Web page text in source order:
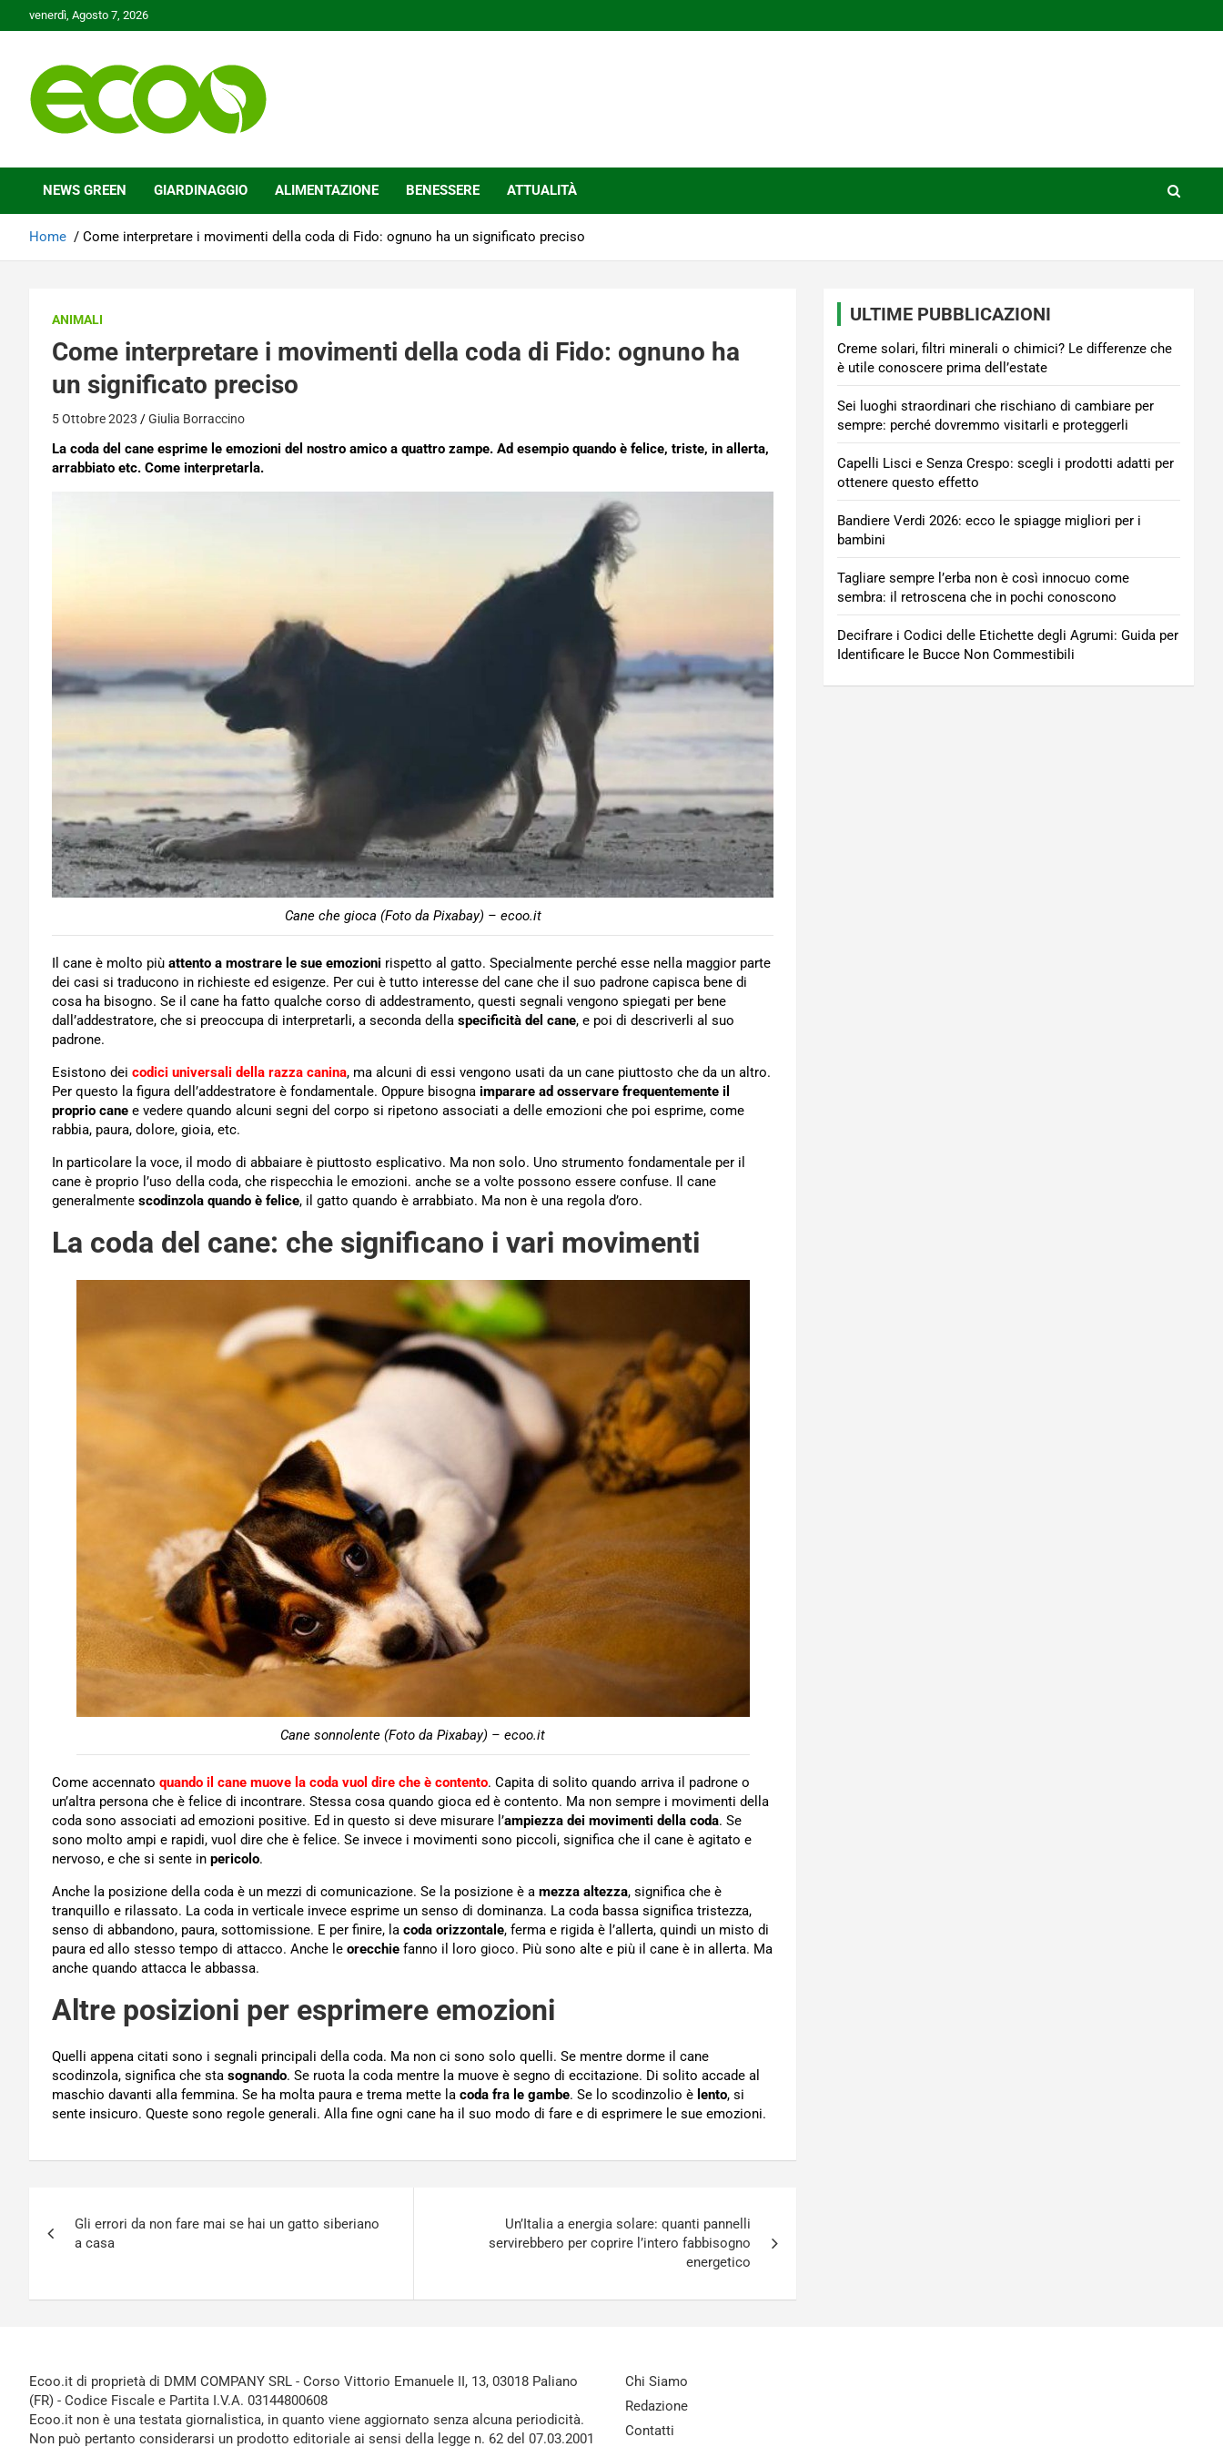
to
venerdì, Agosto 7, 2026
Ecoo.it
NEWS GREEN GIARDINAGGIO ALIMENTAZIONE BENESSERE ATTUALITÀ
Home Come interpretare i movimenti della coda di Fido: ognuno ha un significato preciso
ANIMALI
Come interpretare i movimenti della coda di Fido: ognuno ha
un significato preciso
5 Ottobre 2023 Giulia Borraccino
La coda del cane esprime le emozioni del nostro amico a quattro zampe. Ad esempio quando è felice, triste, in allerta,
arrabbiato etc. Come interpretarla.
Cane che gioca (Foto da Pixabay) – ecoo.it
Il cane è molto più attento a mostrare le sue emozioni rispetto al gatto. Specialmente perché esse nella maggior parte
dei casi si traducono in richieste ed esigenze. Per cui è tutto interesse del cane che il suo padrone capisca bene di
cosa ha bisogno. Se il cane ha fatto qualche corso di addestramento, questi segnali vengono spiegati per bene
dall’addestratore, che si preoccupa di interpretarli, a seconda della specificità del cane, e poi di descriverli al suo
padrone.
Esistono dei codici universali della razza canina, ma alcuni di essi vengono usati da un cane piuttosto che da un altro.
Per questo la figura dell’addestratore è fondamentale. Oppure bisogna imparare ad osservare frequentemente il
proprio cane e vedere quando alcuni segni del corpo si ripetono associati a delle emozioni che poi esprime, come
rabbia, paura, dolore, gioia, etc.
In particolare la voce, il modo di abbaiare è piuttosto esplicativo. Ma non solo. Uno strumento fondamentale per il
cane è proprio l’uso della coda, che rispecchia le emozioni. anche se a volte possono essere confuse. Il cane
generalmente scodinzola quando è felice, il gatto quando è arrabbiato. Ma non è una regola d’oro.
La coda del cane: che significano i vari movimenti
Cane sonnolente (Foto da Pixabay) – ecoo.it
Come accennato quando il cane muove la coda vuol dire che è contento. Capita di solito quando arriva il padrone o
un’altra persona che è felice di incontrare. Stessa cosa quando gioca ed è contento. Ma non sempre i movimenti della
coda sono associati ad emozioni positive. Ed in questo si deve misurare l’ampiezza dei movimenti della coda. Se
sono molto ampi e rapidi, vuol dire che è felice. Se invece i movimenti sono piccoli, significa che il cane è agitato e
nervoso, e che si sente in pericolo.
Anche la posizione della coda è un mezzi di comunicazione. Se la posizione è a mezza altezza, significa che è
tranquillo e rilassato. La coda in verticale invece esprime un senso di dominanza. La coda bassa significa tristezza,
senso di abbandono, paura, sottomissione. E per finire, la coda orizzontale, ferma e rigida è l’allerta, quindi un misto di
paura ed allo stesso tempo di attacco. Anche le orecchie fanno il loro gioco. Più sono alte e più il cane è in allerta. Ma
anche quando attacca le abbassa.
Altre posizioni per esprimere emozioni
Quelli appena citati sono i segnali principali della coda. Ma non ci sono solo quelli. Se mentre dorme il cane
scodinzola, significa che sta sognando. Se ruota la coda mentre la muove è segno di eccitazione. Di solito accade al
maschio davanti alla femmina. Se ha molta paura e trema mette la coda fra le gambe. Se lo scodinzolio è lento, si
sente insicuro. Queste sono regole generali. Alla fine ogni cane ha il suo modo di fare e di esprimere le sue emozioni.
articoli
Gli errori da non fare mai se hai un gatto siberiano
a casa
Un’Italia a energia solare: quanti pannelli
servirebbero per coprire l’intero fabbisogno
energetico
ULTIME PUBBLICAZIONI
Creme solari, filtri minerali o chimici? Le differenze che
è utile conoscere prima dell’estate
Sei luoghi straordinari che rischiano di cambiare per
sempre: perché dovremmo visitarli e proteggerli
Capelli Lisci e Senza Crespo: scegli i prodotti adatti per
ottenere questo effetto
Bandiere Verdi 2026: ecco le spiagge migliori per i
bambini
Tagliare sempre l’erba non è così innocuo come
sembra: il retroscena che in pochi conoscono
Decifrare i Codici delle Etichette degli Agrumi: Guida per
Identificare le Bucce Non Commestibili
Ecoo.it di proprietà di DMM COMPANY SRL - Corso Vittorio Emanuele II, 13, 03018 Paliano
(FR) - Codice Fiscale e Partita I.V.A. 03144800608
Ecoo.it non è una testata giornalistica, in quanto viene aggiornato senza alcuna periodicità.
Non può pertanto considerarsi un prodotto editoriale ai sensi della legge n. 62 del 07.03.2001
Chi Siamo
Redazione
Contatti